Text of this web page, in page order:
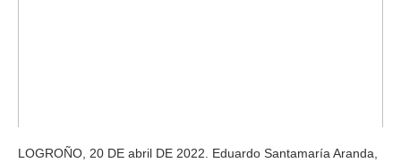
LOGROÑO, 20 DE abril DE 2022. Eduardo Santamaría Aranda,